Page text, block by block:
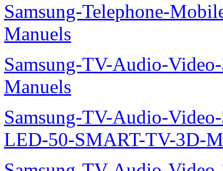
Samsung-Telephone-
Manuels
Samsung-TV-Audio-
Manuels
Samsung-TV-Audio-
LED-50-SMART-TV-3D-